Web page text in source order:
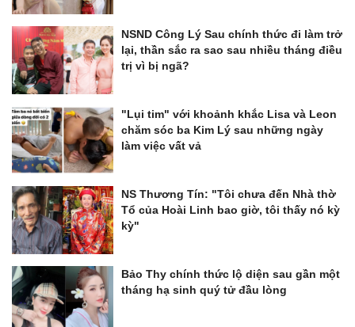
NSND Công Lý Sau chính thức đi làm trở
lại, thần sắc ra sao sau nhiều tháng điều
trị vì bị ngã?
"Lụi tim" với khoảnh khắc Lisa và Leon
chăm sóc ba Kim Lý sau những ngày
làm việc vất vả
NS Thương Tín: "Tôi chưa đến Nhà thờ
Tổ của Hoài Linh bao giờ, tôi thấy nó kỳ
kỳ"
Bảo Thy chính thức lộ diện sau gần một
tháng hạ sinh quý tử đầu lòng